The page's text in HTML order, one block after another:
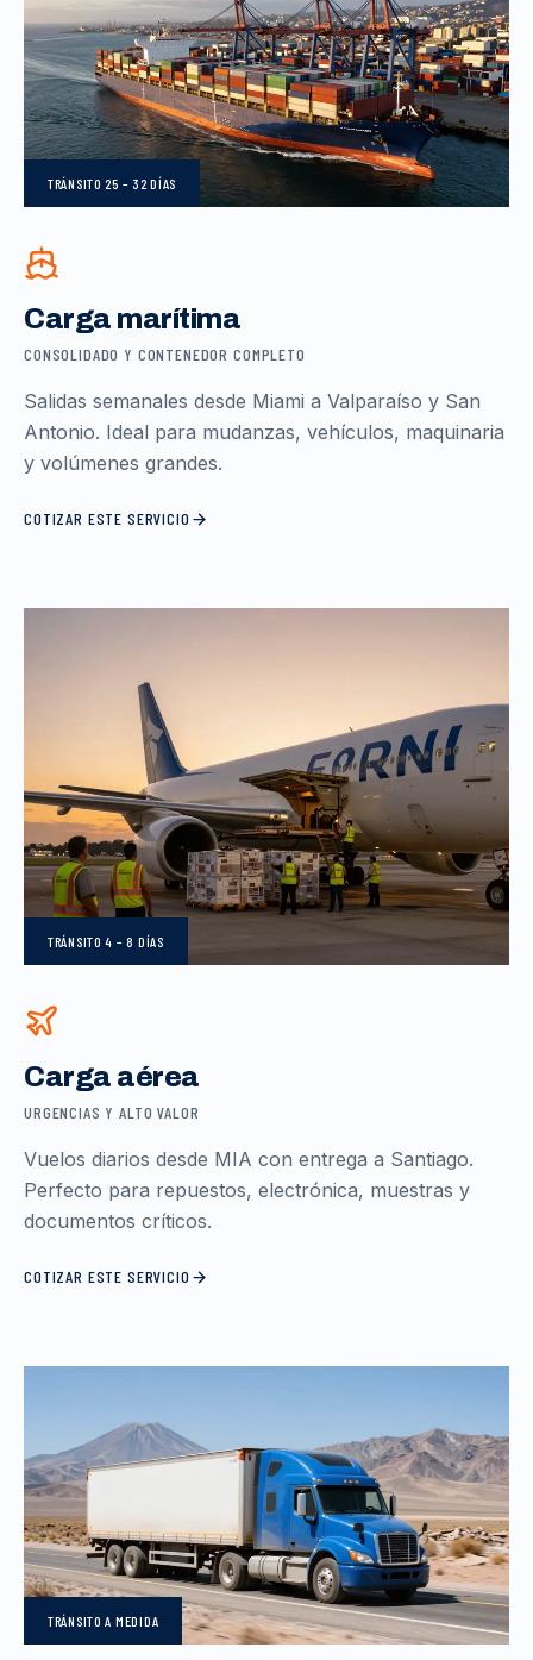
TRÁNSITO 25 – 32 DÍAS
Carga marítima
CONSOLIDADO Y CONTENEDOR COMPLETO
Salidas semanales desde Miami a Valparaíso y San
Antonio. Ideal para mudanzas, vehículos, maquinaria
y volúmenes grandes.
COTIZAR ESTE SERVICIO
TRÁNSITO4 – 8 DÍAS
Carga aérea
URGENCIAS Y ALTO VALOR
Vuelos diarios desde MIA con entrega a Santiago.
Perfecto para repuestos, electrónica, muestras y
documentos críticos.
COTIZAR ESTE SERVICIO
TRÁNSITOA MEDIDA